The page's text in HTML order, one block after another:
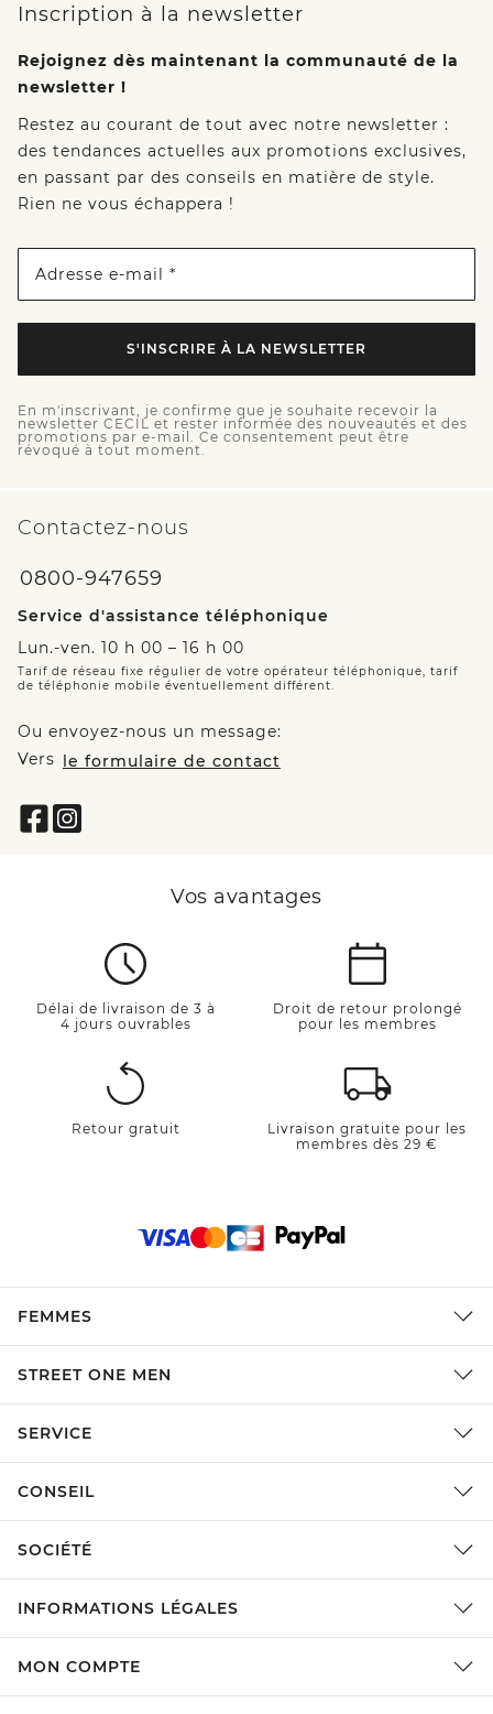
Inscription à la newsletter
Rejoignez dès maintenant la communauté de la
newsletter !
Restez au courant de tout avec notre newsletter :
des tendances actuelles aux promotions exclusives,
en passant par des conseils en matière de style.
Rien ne vous échappera !
Adresse e-mail *
S'INSCRIRE À LA NEWSLETTER
En m'inscrivant, je confirme que je souhaite recevoir la
newsletter CECIL et rester informée des nouveautés et des
promotions par e-mail. Ce consentement peut être
révoqué à tout moment.
Contactez-nous
0800-947659
Service d'assistance téléphonique
Lun.-ven. 10 h 00 – 16 h 00
Tarif de réseau fixe régulier de votre opérateur téléphonique, tarif
de téléphonie mobile éventuellement différent.
Ou envoyez-nous un message:
Vers le formulaire de contact
Vos avantages
Délai de livraison de 3 à
4 jours ouvrables
Droit de retour prolongé
pour les membres
Retour gratuit
Livraison gratuite pour les
membres dès 29 €
FEMMES
STREET ONE MEN
SERVICE
CONSEIL
SOCIÉTÉ
INFORMATIONS LÉGALES
MON COMPTE